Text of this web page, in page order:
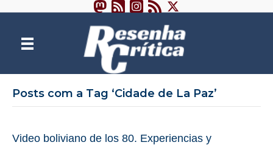
Posts com a Tag ‘Cidade de La Paz’
Video boliviano de los 80. Experiencias y